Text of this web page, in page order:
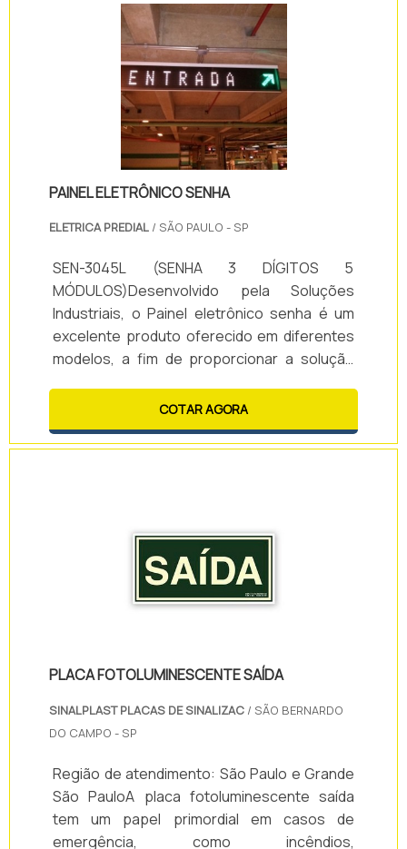
vazada.Informações adicionais
importantesSua haste é confeccionada em
plástico e acoplada na p.
PAINEL ELETRÔNICO SENHA
ELETRICA PREDIAL / SÃO PAULO - SP
SEN-3045L (SENHA 3 DÍGITOS 5
MÓDULOS)Desenvolvido pela Soluções
Industriais, o Painel eletrônico senha é um
excelente produto oferecido em diferentes
modelos, a fim de proporcionar a solução
eletrônico senha é feito através de uma
ótima mão de obra, de uma equipe
extremamente qualificada e experiente, que
senha:- Display de Senha .
COTAR AGORA
PLACA FOTOLUMINESCENTE SAÍDA
SINALPLAST PLACAS DE SINALIZAC / SÃO BERNARDO
DO CAMPO - SP
Região de atendimento: São Paulo e Grande
São PauloA placa fotoluminescente saída
tem um papel primordial em casos de
emergência, como incêndios,